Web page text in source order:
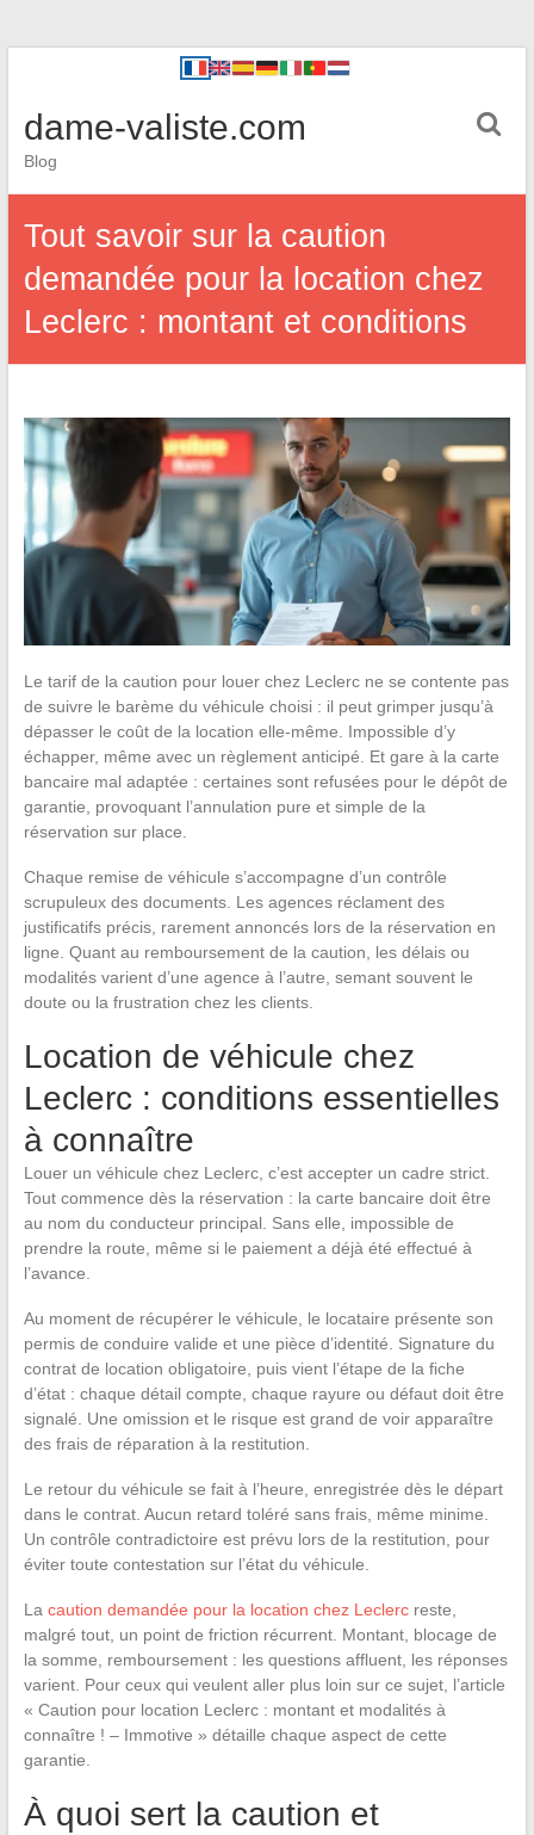
dame-valiste.com
Blog
Tout savoir sur la caution
demandée pour la location chez
Leclerc : montant et conditions
Le tarif de la caution pour louer chez Leclerc ne se contente pas
de suivre le barème du véhicule choisi : il peut grimper jusqu’à
dépasser le coût de la location elle-même. Impossible d’y
échapper, même avec un règlement anticipé. Et gare à la carte
bancaire mal adaptée : certaines sont refusées pour le dépôt de
garantie, provoquant l’annulation pure et simple de la
réservation sur place.
Chaque remise de véhicule s’accompagne d’un contrôle
scrupuleux des documents. Les agences réclament des
justificatifs précis, rarement annoncés lors de la réservation en
ligne. Quant au remboursement de la caution, les délais ou
modalités varient d’une agence à l’autre, semant souvent le
doute ou la frustration chez les clients.
Location de véhicule chez
Leclerc : conditions essentielles
à connaître
Louer un véhicule chez Leclerc, c’est accepter un cadre strict.
Tout commence dès la réservation : la carte bancaire doit être
au nom du conducteur principal. Sans elle, impossible de
prendre la route, même si le paiement a déjà été effectué à
l’avance.
Au moment de récupérer le véhicule, le locataire présente son
permis de conduire valide et une pièce d’identité. Signature du
contrat de location obligatoire, puis vient l’étape de la fiche
d’état : chaque détail compte, chaque rayure ou défaut doit être
signalé. Une omission et le risque est grand de voir apparaître
des frais de réparation à la restitution.
Le retour du véhicule se fait à l’heure, enregistrée dès le départ
dans le contrat. Aucun retard toléré sans frais, même minime.
Un contrôle contradictoire est prévu lors de la restitution, pour
éviter toute contestation sur l’état du véhicule.
La caution demandée pour la location chez Leclercreste,
malgré tout, un point de friction récurrent. Montant, blocage de
la somme, remboursement : les questions affluent, les réponses
varient. Pour ceux qui veulent aller plus loin sur ce sujet, l’article
« Caution pour location Leclerc : montant et modalités à
connaître ! – Immotive » détaille chaque aspect de cette
garantie.
À quoi sert la caution et